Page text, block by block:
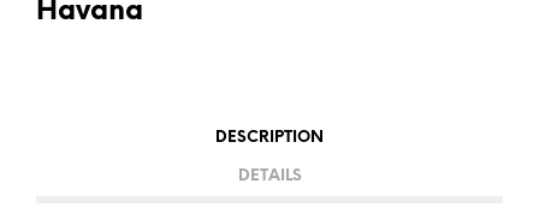
Havana
DESCRIPTION
DETAILS